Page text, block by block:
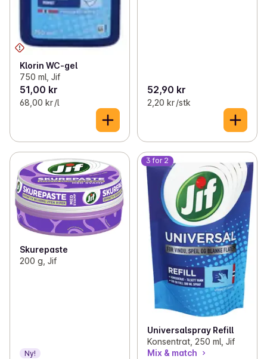
Klorin WC-gel
750 ml, Jif
51,00 kr
68,00 kr /l
52,90 kr
2,20 kr /stk
Skurepaste
200 g, Jif
Ny!
3 for 2
Universalspray Refill
Konsentrat, 250 ml, Jif
Mix & match